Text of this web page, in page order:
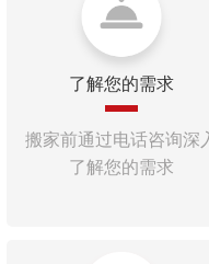
了解您的需求
搬家前通过电话咨询深
了解您的需求